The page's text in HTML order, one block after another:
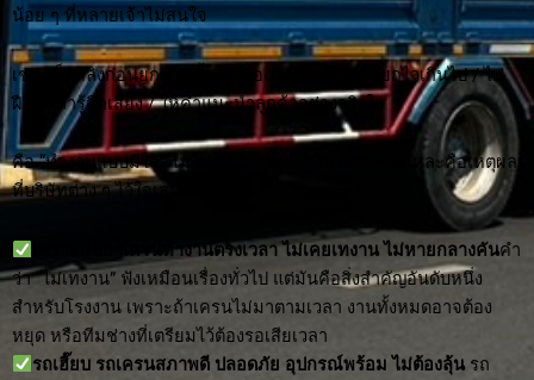
น้อย ๆ ที่หลายเจ้าไม่สนใจ
เช่น เช็กสลิงก่อนยกทุกครั้ง / คุมองศาการยก / ไม่ยกไวเกินไป / ไม่
ฝืนยกถ้ารู้สึกเสี่ยง / ให้คำแนะนำลูกค้าอย่างจริงใจ
คือ “ทำงานแบบมีใจ” ไม่ใช่แค่รับงานแล้วไปให้จบ ๆนี่แหละคือเหตุผล
ที่บริษัทต่าง ๆ ไว้ใจเสมอมา
เพราะพิชยาเครนทำงานตรงเวลา ไม่เคยเทงาน ไม่หายกลางคันคำ
ว่า “ไม่เทงาน” ฟังเหมือนเรื่องทั่วไป แต่มันคือสิ่งสำคัญอันดับหนึ่ง
สำหรับโรงงาน เพราะถ้าเครนไม่มาตามเวลา งานทั้งหมดอาจต้อง
หยุด หรือทีมช่างที่เตรียมไว้ต้องรอเสียเวลา
รถเฮี๊ยบ รถเครนสภาพดี ปลอดภัย อุปกรณ์พร้อม ไม่ต้องลุ้นรถ